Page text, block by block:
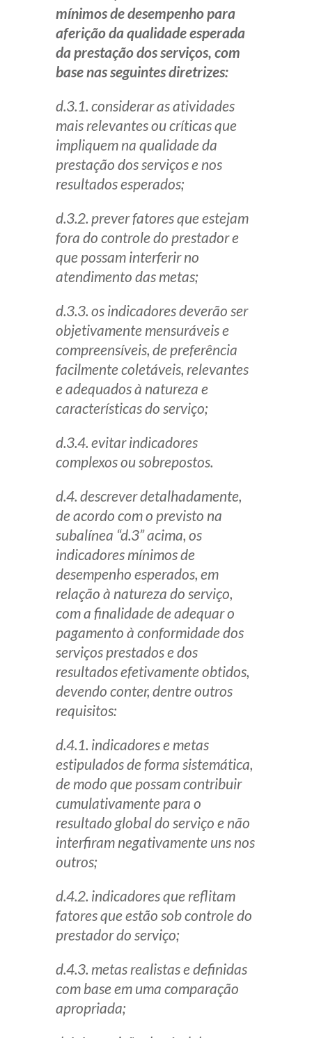
mínimos de desempenho para
aferição da qualidade esperada
da prestação dos serviços, com
base nas seguintes diretrizes:
d.3.1. considerar as atividades
mais relevantes ou críticas que
impliquem na qualidade da
prestação dos serviços e nos
resultados esperados;
d.3.2. prever fatores que estejam
fora do controle do prestador e
que possam interferir no
atendimento das metas;
d.3.3. os indicadores deverão ser
objetivamente mensuráveis e
compreensíveis, de preferência
facilmente coletáveis, relevantes
e adequados à natureza e
características do serviço;
d.3.4. evitar indicadores
complexos ou sobrepostos.
d.4. descrever detalhadamente,
de acordo com o previsto na
subalínea “d.3” acima, os
indicadores mínimos de
desempenho esperados, em
relação à natureza do serviço,
com a finalidade de adequar o
pagamento à conformidade dos
serviços prestados e dos
resultados efetivamente obtidos,
devendo conter, dentre outros
requisitos:
d.4.1. indicadores e metas
estipulados de forma sistemática,
de modo que possam contribuir
cumulativamente para o
resultado global do serviço e não
interfiram negativamente uns nos
outros;
d.4.2. indicadores que reflitam
fatores que estão sob controle do
prestador do serviço;
d.4.3. metas realistas e definidas
com base em uma comparação
apropriada;